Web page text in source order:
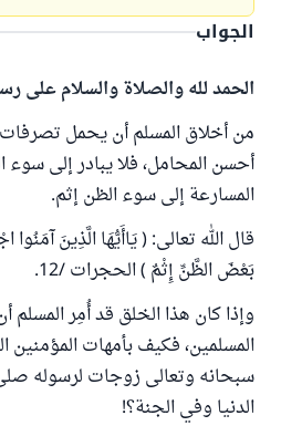
الجواب
الحمد لله والصلاة والسلام على
من أخلاق المسلم أن يحمل
أحسن المحامل، فلا يبادر إلى سوء
المسارعة إلى سوء الظن إثم.
قال الله تعالى: ( يَاأَيُّهَا الَّذِينَ
بَعْضَ الظَّنِّ إِثْمٌ ) الحجرات /12.
وإذا كان هذا الخلق قد أُمِر المسلم
المسلمين، فكيف بأمهات المؤمنين
سبحانه وتعالى زوجات لرسوله
الدنيا وفي الجنة؟!